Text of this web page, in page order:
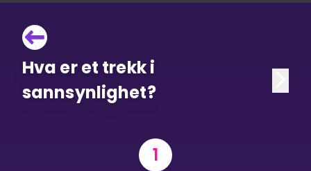
Hva er et trekk i
sannsynlighet?
1